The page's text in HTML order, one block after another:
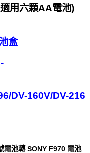
用六顆AA電池)
盒
DV-160V/DV-216
電池轉 SONY F970 電池